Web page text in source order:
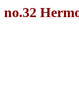
no.32